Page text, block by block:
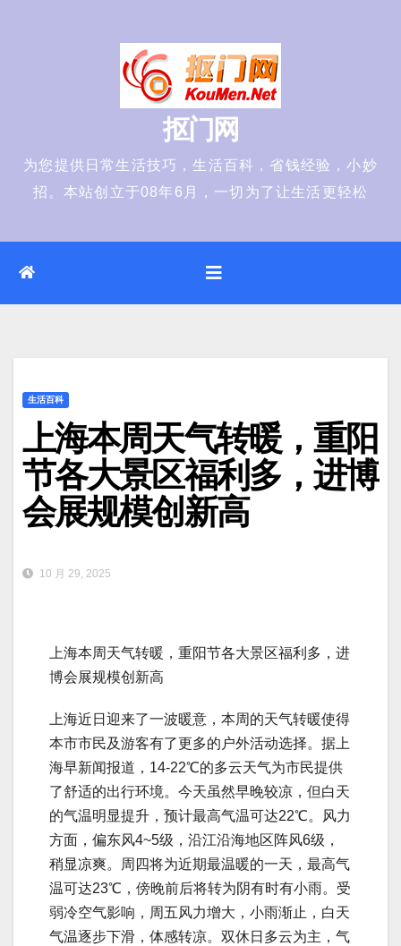
抠门网
为您提供日常生活技巧，生活百科，省钱经验，小妙
招。本站创立于08年6月，一切为了让生活更轻松
生活百科
上海本周天气转暖，重阳
节各大景区福利多，进博
会展规模创新高
10 月 29, 2025
上海本周天气转暖，重阳节各大景区福利多，进
博会展规模创新高
上海近日迎来了一波暖意，本周的天气转暖使得
本市市民及游客有了更多的户外活动选择。据上
海早新闻报道，14-22℃的多云天气为市民提供
了舒适的出行环境。今天虽然早晚较凉，但白天
的气温明显提升，预计最高气温可达22℃。风力
方面，偏东风4~5级，沿江沿海地区阵风6级，
稍显凉爽。周四将为近期最温暖的一天，最高气
温可达23℃，傍晚前后将转为阴有时有小雨。受
弱冷空气影响，周五风力增大，小雨渐止，白天
气温逐步下滑，体感转凉。双休日多云为主，气